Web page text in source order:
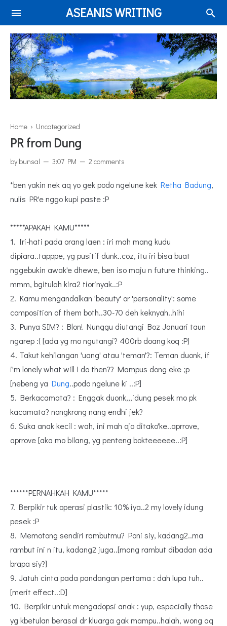
ASEANIS WRITING
Home › Uncategorized
PR from Dung
by bunsal 3:07 PM 2 comments
*ben yakin nek aq yo gek podo ngelune kek Retha Badung,
nulis PR'e nggo kupi paste :P
*****APAKAH KAMU*****
1. Iri-hati pada orang laen : iri mah mang kudu
dipiara..tapppe, yg pusitif dunk..coz, itu iri bisa buat
nggebukin awak'e dhewe, ben iso maju n future thinking..
mmm, bgitulah kira2 tiorinyak..:P
2. Kamu mengandalkan 'beauty' or 'personality': some
composition of them both..30-70 deh keknyah..hihi
3. Punya SIM? : Blon! Nunggu diutangi Boz Januari taun
ngarep :( [ada yg mo ngutangi? 400rb doang koq :P]
4. Takut kehilangan 'uang' atau 'teman'?: Teman duonk, if
i'm lonely what will i do then?? Mampus dong eke ;p
[nebeng ya Dung..podo ngelune ki ..:P]
5. Berkacamata? : Enggak duonk,,,idung pesek mo pk
kacamata? nongkrong nang endhi jek?
6. Suka anak kecil : wah, ini mah ojo ditako'ke..aprrove,
aprrove [aka mo bilang, yg penteng bokteeeeee..:P]
******PERNAHKAH KAMU*****
7. Berpikir tuk operasi plastik: 10% iya..2 my lovely idung
pesek :P
8. Memotong sendiri rambutmu? Poni siy, kadang2..ma
rambut ini n itu, kadang2 juga..[mang rambut dibadan ada
brapa siy?]
9. Jatuh cinta pada pandangan pertama : dah lupa tuh..
[merit effect..:D]
10. Berpikir untuk mengadopsi anak : yup, especially those
yg kbetulan berasal dr kluarga gak mampu..halah, wong aq